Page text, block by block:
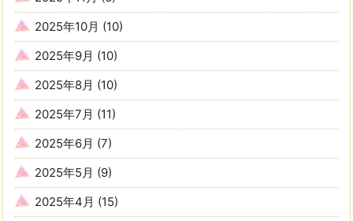
2025年10月 (10)
2025年9月 (10)
2025年8月 (10)
2025年7月 (11)
2025年6月 (7)
2025年5月 (9)
2025年4月 (15)